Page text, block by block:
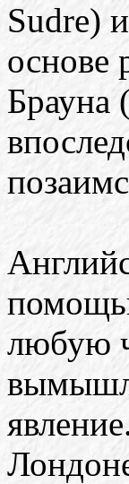
Sudre)
основе
Брауна
любую